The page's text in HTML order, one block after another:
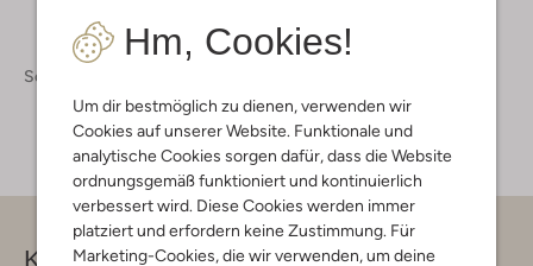
Hm, Cookies!
Um dir bestmöglich zu dienen, verwenden wir
Cookies auf unserer Website. Funktionale und
analytische Cookies sorgen dafür, dass die Website
ordnungsgemäß funktioniert und kontinuierlich
verbessert wird. Diese Cookies werden immer
platziert und erfordern keine Zustimmung. Für
Marketing-Cookies, die wir verwenden, um deine
Schuhe
Kontakt